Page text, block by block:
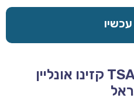
TSARS CASINO – 2026 קזינו אונליין